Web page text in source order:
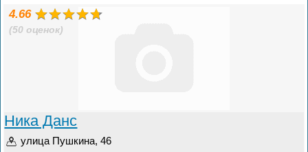
4.66
(50 оценок)
Ника Данс
улица Пушкина, 46